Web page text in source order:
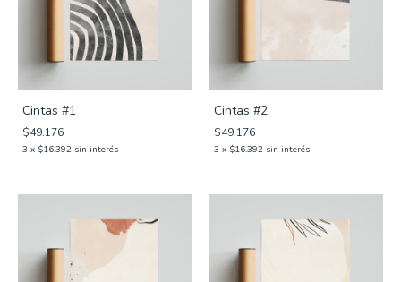
Cintas #1
$49.176
3 x $16.392 sin interés
Cintas #2
$49.176
3 x $16.392 sin interés